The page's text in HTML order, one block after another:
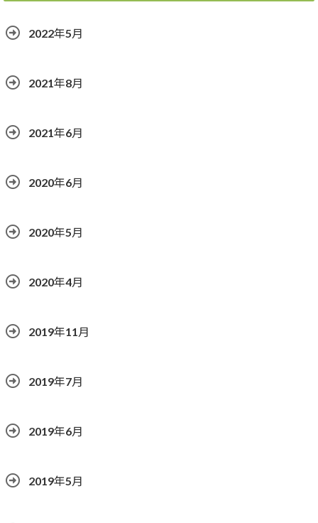
2022年5月
2021年8月
2021年6月
2020年6月
2020年5月
2020年4月
2019年11月
2019年7月
2019年6月
2019年5月